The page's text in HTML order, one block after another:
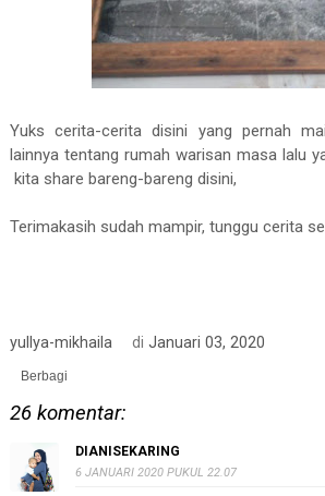
Yuks cerita-cerita disini yang pernah
lainnya tentang rumah warisan masa lalu
kita share bareng-bareng disini,
Terimakasih sudah mampir, tunggu cerita
yullya-mikhaila diJanuari 03, 2020
Berbagi
26 komentar:
DIANISEKARING
6 JANUARI 2020 PUKUL 22.07